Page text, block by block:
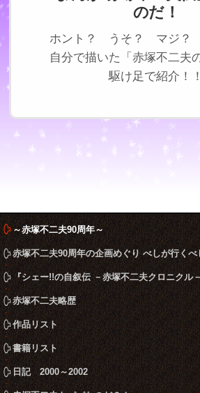
のだ！
ホント？ うそ？ マジ？
自分で描いた「赤塚不二夫
駆け足で紹介！！
～赤塚不二夫90周年～
赤塚不二夫90周年の企画めぐり べしが行くべ
『シェー!!の自叙伝 －赤塚不二夫クロニクル
塚不二夫ならこう言うね
赤塚不二夫略歴
作品リスト
書籍リスト
日記 2000～2002